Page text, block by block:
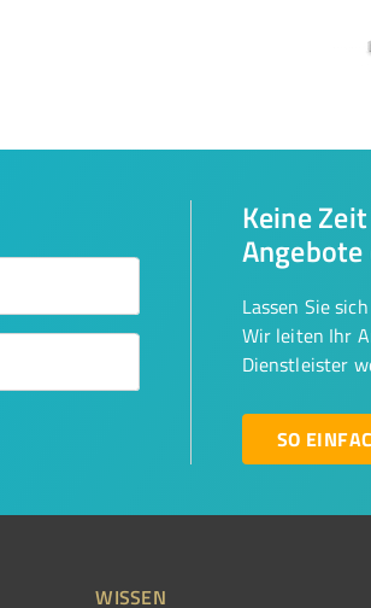
Keine
Lassen Sie
Wir leiten Ihr
Dienstleister
SO
WISSEN